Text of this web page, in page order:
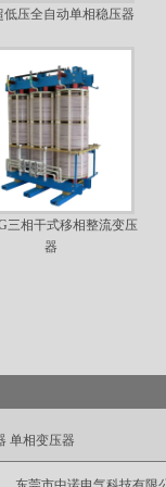
低压全自动单相稳压器
三相干式移相整流变压
器
单相变压器